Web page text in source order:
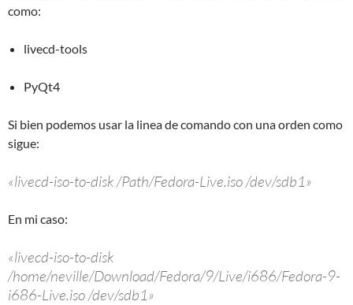
como:
livecd-tools
PyQt4
Si bien podemos usar la linea de comando con una orden como
sigue:
«livecd-iso-to-disk /Path/Fedora-Live.iso /dev/sdb1»
En mi caso:
«livecd-iso-to-disk
/home/neville/Download/Fedora/9/Live/i686/Fedora-9-
i686-Live.iso /dev/sdb1»